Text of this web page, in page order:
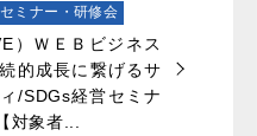
セミナー・研修会
）ＷＥＢビジネス
的成長に繋げるサ
/SDGs経営セミナ
対象者...